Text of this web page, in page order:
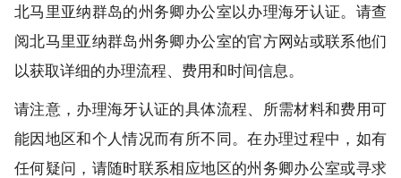
北马里亚纳群岛的州务卿办公室以办理海牙认证。请查
阅北马里亚纳群岛州务卿办公室的官方网站或联系他们
以获取详细的办理流程、费用和时间信息。
请注意，办理海牙认证的具体流程、所需材料和费用可
能因地区和个人情况而有所不同。在办理过程中，如有
任何疑问，请随时联系相应地区的州务卿办公室或寻求